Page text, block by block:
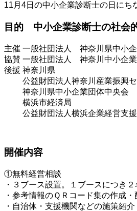
11月4日の中小企業診断士の日にち
目的 中小企業診断士の社会
主催 一般社団法人 神奈川県中小
協賛 一般社団法人 神奈川中小企
後援 神奈川県
公益財団法人神奈川産業振興セ
神奈川県中小企業団体中央会
横浜市経済局
公益財団法人横浜企業経営支援
開催内容
①無料経営相談
・３ブース設置。１ブースにつき
・参考情報のＱＲコード集の作成・
・自治体・支援機関などの施策紹